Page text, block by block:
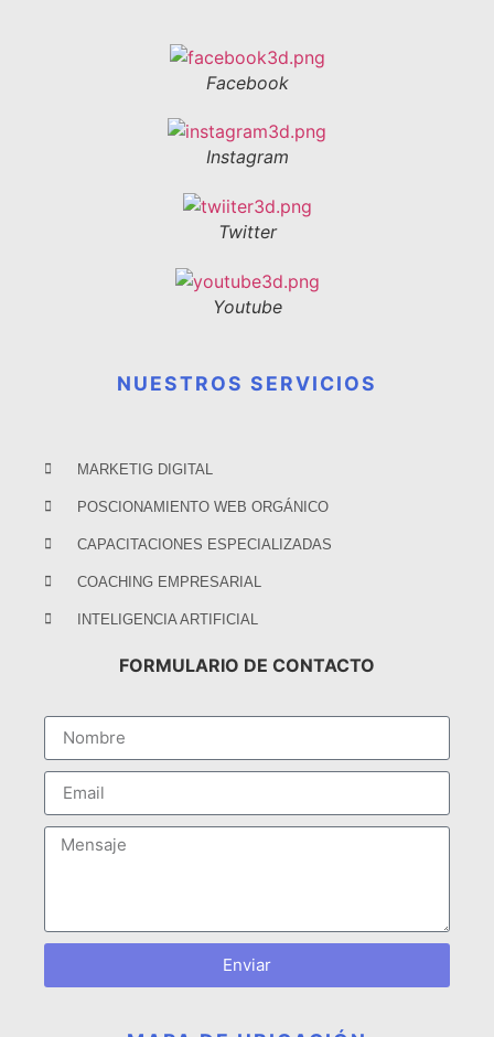
Facebook
Instagram
Twitter
Youtube
NUESTROS SERVICIOS
MARKETIG DIGITAL
POSCIONAMIENTO WEB ORGÁNICO
CAPACITACIONES ESPECIALIZADAS
COACHING EMPRESARIAL
INTELIGENCIA ARTIFICIAL
FORMULARIO DE CONTACTO
Enviar